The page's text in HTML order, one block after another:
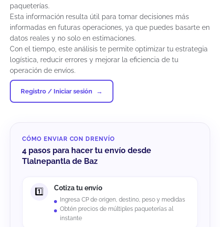
paqueterías.
Esta información resulta útil para tomar decisiones más
informadas en futuras operaciones, ya que puedes basarte en
datos reales y no solo en estimaciones.
Con el tiempo, este análisis te permite optimizar tu estrategia
logística, reducir errores y mejorar la eficiencia de tu
operación de envíos.
Registro / Iniciar sesión
CÓMO ENVIAR CON DRENVÍO
4 pasos para hacer tu envío desde
Tlalnepantla de Baz
Cotiza tu envío
Ingresa CP de origen, destino, peso y medidas
Obtén precios de múltiples paqueterías al
instante